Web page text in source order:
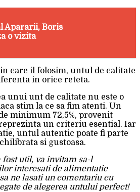
Apararii, Boris
o vizita
care il folosim, untul de calitate
in orice reteta.
unui unt de calitate nu este o
stim la ce sa fim atenti. Un
minimum 72,5%, provenit
un criteriu esential. Iar
untul autentic poate fi parte
si gustoasa.
fost util, va invitam sa-l
interesati de alimentatie
ne lasati un comentariu cu
de alegerea untului perfect!